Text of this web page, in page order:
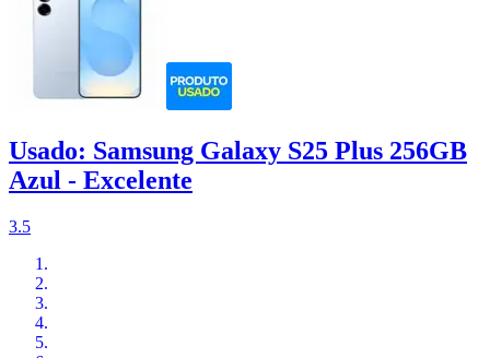
Usado: Samsung Galaxy S25 Plus 256GB
Azul - Excelente
3.5